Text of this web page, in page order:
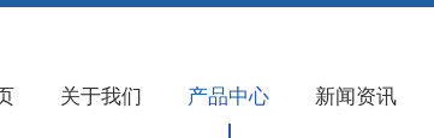
关于我们 产品中心 新闻资讯